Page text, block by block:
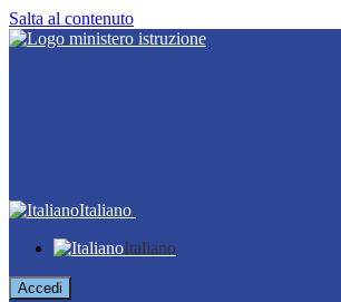
Salta al contenuto
Italiano
Italiano
Accedi